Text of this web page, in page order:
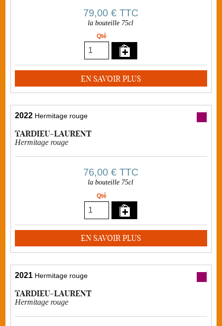
79,00 €TTC
la bouteille 75cl
Qté
EN SAVOIR PLUS
2022 Hermitage rouge
TARDIEU-LAURENT
Hermitage rouge
76,00 €TTC
la bouteille 75cl
Qté
EN SAVOIR PLUS
2021 Hermitage rouge
TARDIEU-LAURENT
Hermitage rouge